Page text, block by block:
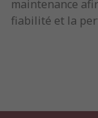
maintenance
fiabilité et la